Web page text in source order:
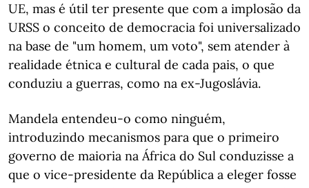
UE, mas é útil ter presente que com a implosão da
URSS o conceito de democracia foi universalizado
na base de "um homem, um voto", sem atender à
realidade étnica e cultural de cada pais, o que
conduziu a guerras, como na ex-Jugoslávia.
Mandela entendeu-o como ninguém,
introduzindo mecanismos para que o primeiro
governo de maioria na África do Sul conduzisse a
que o vice-presidente da República a eleger fosse